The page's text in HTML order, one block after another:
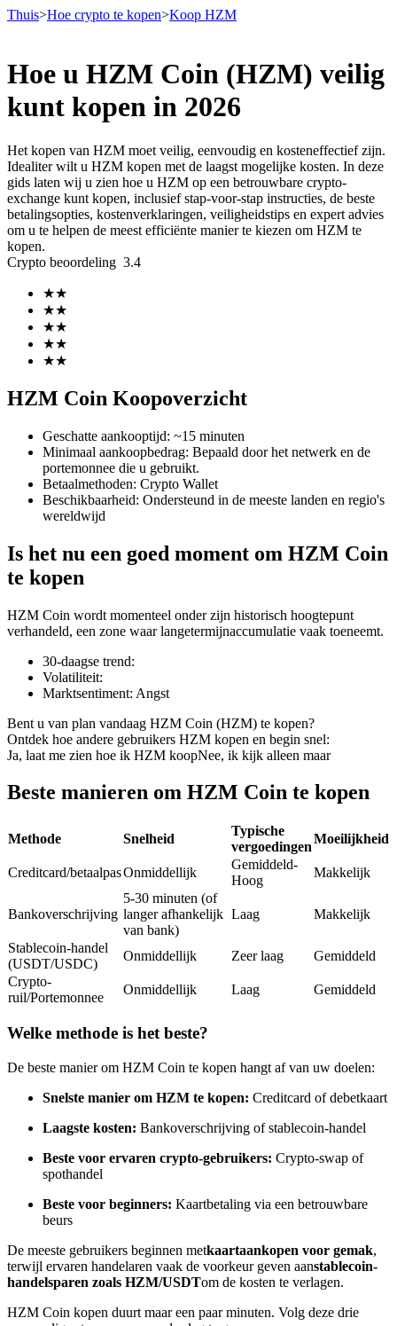
Termijncontracten
USDT-futures
Futures met USDT als onderpand
COIN-M-futures
Cryptocurrency-futures
TradFi
USDC-futures
Kopiëren Handel
Sluit je aan bij top traders
Word een Copy Trader
Thuis>Hoe crypto te kopen>Koop HZM
Hoe u HZM Coin (HZM) veilig
kunt kopen in 2026
Het kopen van HZM moet veilig, eenvoudig en kosteneffectief zijn.
Idealiter wilt u HZM kopen met de laagst mogelijke kosten. In deze
gids laten wij u zien hoe u HZM op een betrouwbare crypto-
exchange kunt kopen, inclusief stap-voor-stap instructies, de beste
betalingsopties, kostenverklaringen, veiligheidstips en expert advies
om u te helpen de meest efficiënte manier te kiezen om HZM te
kopen.
Crypto beoordeling 3.4
★★
★★
★★
★★
★★
HZM Coin Koopoverzicht
Geschatte aankooptijd: ~15 minuten
Minimaal aankoopbedrag: Bepaald door het netwerk en de
portemonnee die u gebruikt.
Betaalmethoden: Crypto Wallet
Beschikbaarheid: Ondersteund in de meeste landen en regio's
wereldwijd
Is het nu een goed moment om HZM Coin
te kopen
HZM Coin wordt momenteel onder zijn historisch hoogtepunt
verhandeld, een zone waar langetermijnaccumulatie vaak toeneemt.
30-daagse trend:
Volatiliteit:
Marktsentiment: Angst
Bent u van plan vandaag HZM Coin (HZM) te kopen?
Ontdek hoe andere gebruikers HZM kopen en begin snel:
Ja, laat me zien hoe ik HZM koopNee, ik kijk alleen maar
Beste manieren om HZM Coin te kopen
Methode Snelheid
Typische
vergoedingen
Moeilijkheid
Creditcard/betaalpasOnmiddellijk
Gemiddeld-
Hoog
Makkelijk
Bankoverschrijving
5-30 minuten (of
langer afhankelijk
van bank)
Laag Makkelijk
Stablecoin-handel
(USDT/USDC)
Onmiddellijk Zeer laag
Gemiddeld
Crypto-
ruil/Portemonnee
Onmiddellijk Laag Gemiddeld
Welke methode is het beste?
De beste manier om HZM Coin te kopen hangt af van uw doelen:
Snelste manier om HZM te kopen: Creditcard of debetkaart
Laagste kosten: Bankoverschrijving of stablecoin-handel
Beste voor ervaren crypto-gebruikers: Crypto-swap of
spothandel
Beste voor beginners: Kaartbetaling via een betrouwbare
beurs
De meeste gebruikers beginnen metkaartaankopen voor gemak,
terwijl ervaren handelaren vaak de voorkeur geven aanstablecoin-
handelsparen zoals HZM/USDTom de kosten te verlagen.
HZM Coin kopen duurt maar een paar minuten. Volg deze drie